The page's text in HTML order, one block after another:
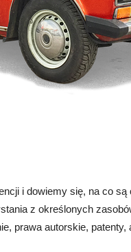
i dowiemy się, na co są
z określonych
prawa autorskie,